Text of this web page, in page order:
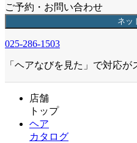
ご予約・お問い合わせ
ネッ
025-286-1503
「ヘアなびを見た」で対応が
店舗
トップ
ヘア
カタログ